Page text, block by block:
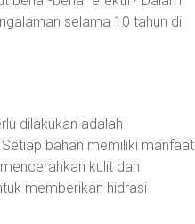
selama 10 tahun di
dilakukan adalah
bahan memiliki manfaat
kulit dan
memberikan hidrasi